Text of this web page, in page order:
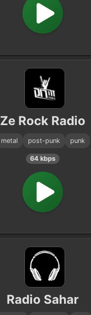
Ze Rock Radio
metal post-punk punk
64 kbps
Radio Sahar